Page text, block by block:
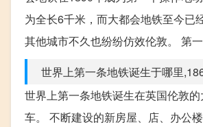
为全长6千米，而大都会地铁至今已
其他城市不久也纷纷仿效伦敦。 第
世界上第一条地铁诞生于哪里
世界上第一条地铁诞生在英国伦敦
车。 不断建设的新房屋、店、办公